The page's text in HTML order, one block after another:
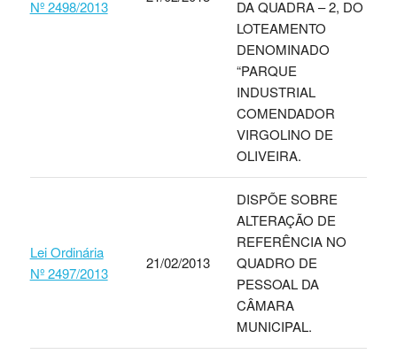
Nº 2498/2013
DA QUADRA – 2, DO
LOTEAMENTO
DENOMINADO
“PARQUE
INDUSTRIAL
COMENDADOR
VIRGOLINO DE
OLIVEIRA.
Lei Ordinária
Nº 2497/2013
21/02/2013
DISPÕE SOBRE
ALTERAÇÃO DE
REFERÊNCIA NO
QUADRO DE
PESSOAL DA
CÂMARA
MUNICIPAL.